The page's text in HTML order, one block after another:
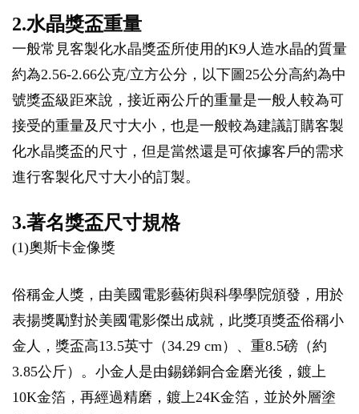
2.水晶獎盃重量
一般常見客製化水晶獎盃所使用的K9人造水晶的質量
約為2.56-2.66公克/立方公分，以下圖25公分高約為中
號獎盃級距來說，接近兩公斤的重量是一般人較為可
接受的重量及尺寸大小，也是一般較為建議訂購客製
化水晶獎盃的尺寸，但是當然還是可依據客戶的需求
進行客製化尺寸大小的訂製。
3.著名獎盃尺寸規格
(1)奧斯卡金像獎
俗稱金人獎，由美國電影藝術與科學學院頒發，用於
表揚獎勵對於美國電影傑出成就，此獎項獎盃俗稱小
金人，獎盃高13.5英寸（34.29 cm）、重8.5磅（約
3.85公斤）。小金人是由錫銻銅合金磨光後，鍍上
10K金箔，再經過精磨，鍍上24K金箔，並於外層塗